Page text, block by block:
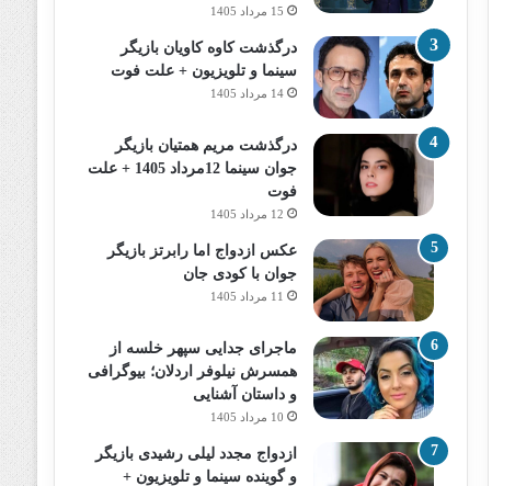
15 مرداد 1405
درگذشت کاوه کاویان بازیگر
سینما و تلویزیون + علت فوت
14 مرداد 1405
درگذشت مریم همتیان بازیگر
جوان سینما 12مرداد 1405 + علت
فوت
12 مرداد 1405
عکس ازدواج اما رابرتز بازیگر
جوان با کودی جان
11 مرداد 1405
ماجرای جدایی سپهر خلسه از
همسرش نیلوفر اردلان؛ بیوگرافی
و داستان آشنایی
10 مرداد 1405
ازدواج مجدد لیلی رشیدی بازیگر
و گوینده سینما و تلویزیون +